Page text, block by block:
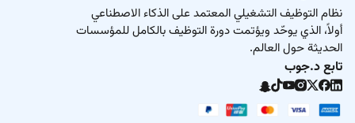
نظام التوظيف التشغيلي المعتمد على الذكاء الاصطناعي
أولاً، الذي يوحّد ويؤتمت دورة التوظيف بالكامل للمؤسسات
الحديثة حول العالم.
تابع د.جوب